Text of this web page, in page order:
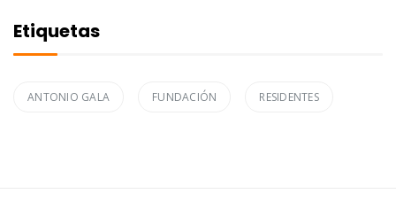
Etiquetas
ANTONIO GALA FUNDACIÓN RESIDENTES